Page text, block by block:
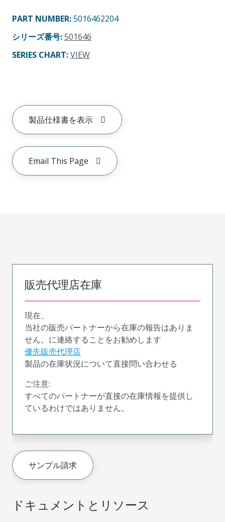
PART NUMBER:5016462204
シリーズ番号:501646
SERIES CHART:VIEW
製品仕様書を表示
Email This Page
ドキュメントとリソース
販売代理店在庫
現在、
当社の販売パートナーから在庫の報告はありま
せん。に連絡することをお勧めします
優先販売代理店
製品の在庫状況について直接問い合わせる
ご注意:
すべてのパートナーが直接の在庫情報を提供し
ているわけではありません。
サンプル請求